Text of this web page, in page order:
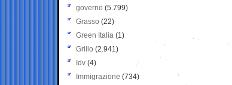
governo (5.799)
Grasso (22)
Green Italia (1)
Grillo (2.941)
Idv (4)
Immigrazione (734)